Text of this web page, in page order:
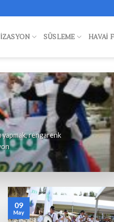
SÜSLEME HAVAI
yapmak, rengarenk
09
May